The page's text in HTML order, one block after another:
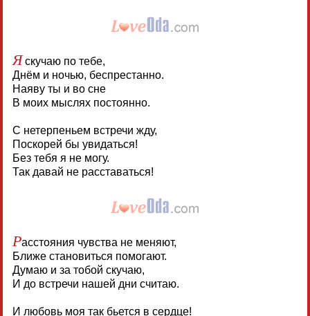
Яскучаю по тебе,
Днём и ночью, беспрестанно.
Наяву ты и во сне
В моих мыслях постоянно.
С нетерпеньем встречи жду,
Поскорей бы увидаться!
Без тебя я не могу.
Так давай не расставаться!
Расстояния чувства не меняют,
Ближе становиться помогают.
Думаю и за тобой скучаю,
И до встречи нашей дни считаю.
И любовь моя так бьется в сердце!